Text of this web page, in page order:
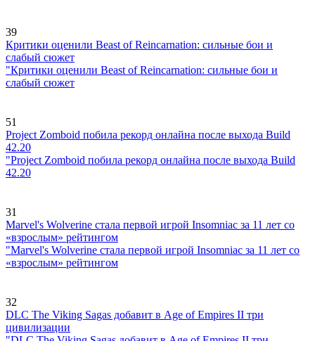
39
Критики оценили Beast of Reincarnation: сильные бои и
слабый сюжет
"Критики оценили Beast of Reincarnation: сильные бои и
слабый сюжет
51
Project Zomboid побила рекорд онлайна после выхода Build
42.20
"Project Zomboid побила рекорд онлайна после выхода Build
42.20
31
Marvel's Wolverine стала первой игрой Insomniac за 11 лет со
«взрослым» рейтингом
"Marvel's Wolverine стала первой игрой Insomniac за 11 лет со
«взрослым» рейтингом
32
DLC The Viking Sagas добавит в Age of Empires II три
цивилизации